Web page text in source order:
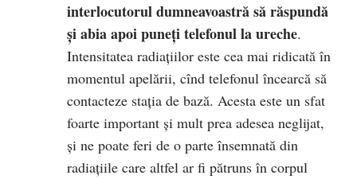
interlocutorul dumneavoastră să răspundă
şi abia apoi puneţi telefonul la ureche.
Intensitatea radiaţiilor este cea mai ridicată în
momentul apelării, cînd telefonul încearcă să
contacteze staţia de bază. Acesta este un sfat
foarte important și mult prea adesea neglijat,
și ne poate feri de o parte însemnată din
radiațiile care altfel ar fi pătruns în corpul